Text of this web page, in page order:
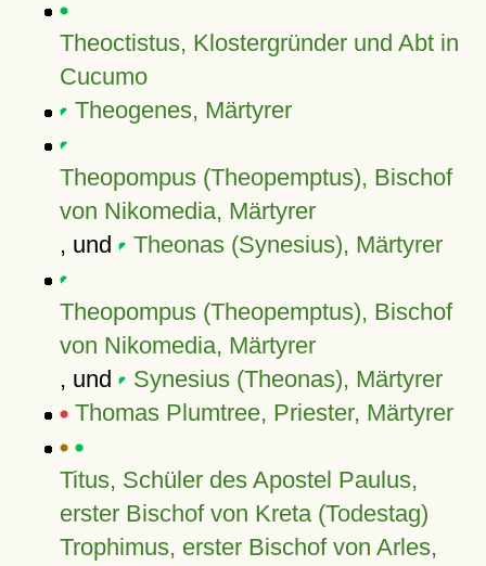
Theoctistus, Klostergründer und Abt in
Cucumo
Theogenes, Märtyrer
Theopompus (Theopemptus), Bischof
von Nikomedia, Märtyrer
, und
Theonas (Synesius), Märtyrer
Theopompus (Theopemptus), Bischof
von Nikomedia, Märtyrer
, und
Synesius (Theonas), Märtyrer
Thomas Plumtree, Priester, Märtyrer
Titus, Schüler des Apostel Paulus,
erster Bischof von Kreta (Todestag)
Trophimus, erster Bischof von Arles,